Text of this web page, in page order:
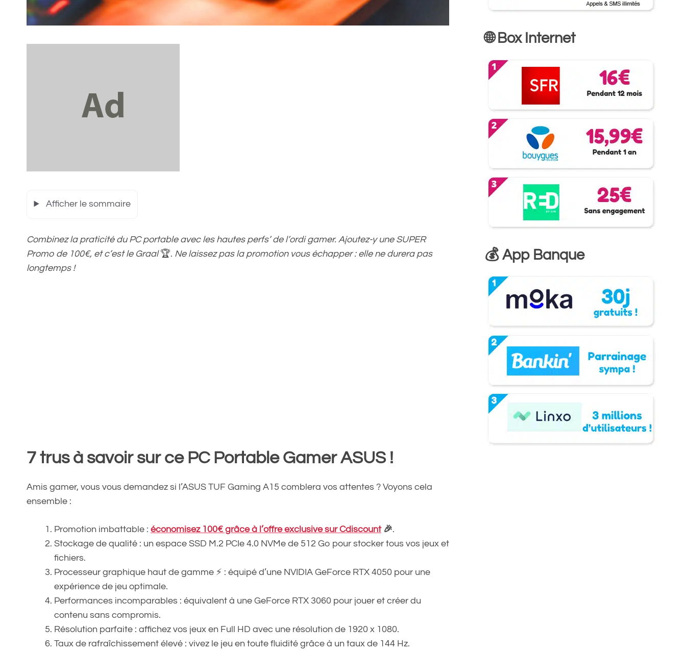
Afficher le sommaire
Combinez la praticité du PC portable avec les hautes perfs’ de l’ordi gamer. Ajoutez-y une SUPER
Promo de 100€, et c’est le Graal🏆. Ne laissez pas la promotion vous échapper : elle ne durera pas
longtemps !
7 trus à savoir sur ce PC Portable Gamer ASUS !
Amis gamer, vous vous demandez si l’ASUS TUF Gaming A15 comblera vos attentes ? Voyons cela
ensemble :
Promotion imbattable : économisez 100€ grâce à l’offre exclusive sur Cdiscount🎉.
Stockage de qualité : un espace SSD M.2 PCIe 4.0 NVMe de 512 Go pour stocker tous vos jeux et
fichiers.
Processeur graphique haut de gamme ⚡ : équipé d’une NVIDIA GeForce RTX 4050 pour une
expérience de jeu optimale.
Performances incomparables : équivalent à une GeForce RTX 3060 pour jouer et créer du
contenu sans compromis.
Résolution parfaite : affichez vos jeux en Full HD avec une résolution de 1920 x 1080.
Taux de rafraîchissement élevé : vivez le jeu en toute fluidité grâce à un taux de 144 Hz.
🌐 Box Internet
💰 App Banque